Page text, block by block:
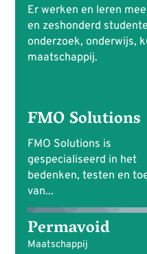
Er werken en leren
en zeshonderd
onderzoek, onderwijs,
maatschappij.
FMO Solutions
FMO Solutions is
gespecialiseerd in het
bedenken, testen en
van...
Permavoid
Maatschappij